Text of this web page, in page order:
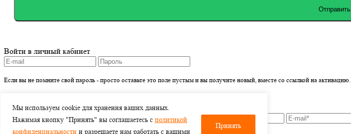
Отправить
Мы используем cookie для хранения ваших данных.
Нажимая кнопку "Принять" вы соглашаетесь с политикой
конфиденциальности и разрешаете нам работать с вашими
Принять
Войти в личный кабинет
Если вы не помните свой пароль - просто оставьте это поле пустым и вы получите новый, вместе со ссылкой на активацию.
Регистрация
* - поля обязательны для заполнения